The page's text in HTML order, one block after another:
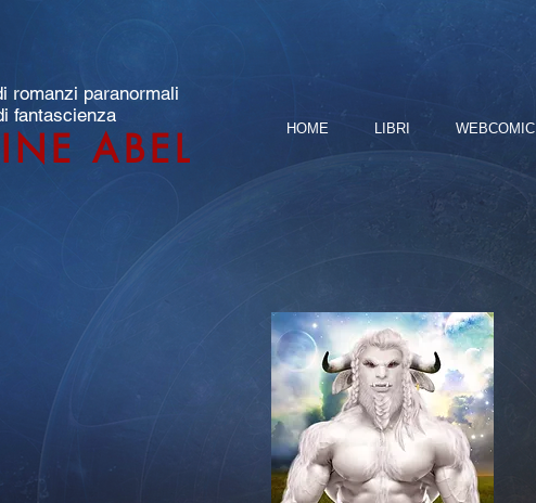
romanzi paranormali
fantascienza
ABEL HOME LIBRI WEBCOMIC